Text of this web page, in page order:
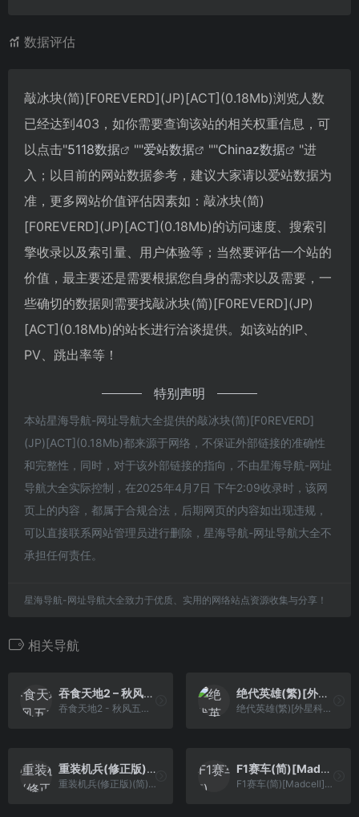
数据评估
敲冰块(简)[F0REVERD](JP)[ACT](0.18Mb)浏览人数
已经达到403，如你需要查询该站的相关权重信息，可
以点击"5118数据 ""爱站数据 ""Chinaz数据
"进
入；以目前的网站数据参考，建议大家请以爱站数据为
准，更多网站价值评估因素如：敲冰块(简)
[F0REVERD](JP)[ACT](0.18Mb)的访问速度、搜索引
擎收录以及索引量、用户体验等；当然要评估一个站的
价值，最主要还是需要根据您自身的需求以及需要，一
些确切的数据则需要找敲冰块(简)[F0REVERD](JP)
[ACT](0.18Mb)的站长进行洽谈提供。如该站的IP、
PV、跳出率等！
特别声明
本站星海导航-网址导航大全提供的敲冰块(简)[F0REVERD]
(JP)[ACT](0.18Mb)都来源于网络，不保证外部链接的准确性
和完整性，同时，对于该外部链接的指向，不由星海导航-网址
导航大全实际控制，在2025年4月7日 下午2:09收录时，该网
页上的内容，都属于合规合法，后期网页的内容如出现违规，
可以直接联系网站管理员进行删除，星海导航-网址导航大全不
承担任何责任。
星海导航-网址导航大全致力于优质、实用的网络站点资源收集与分享！
相关导航
吞食天地2 – 秋风五丈原(吞2音乐)(v20170225)[NT汉化组](JP)[RPG](5Mb)
吞食天地2 - 秋风五丈原(吞2音乐)(v20170225)[NT汉化组](JP)[RPG](5Mb)
绝代英雄(繁)[外星科技](JP)[SLG](4Mb)
绝代英雄(繁)[外星科技](JP)[SLG](4Mb)
重装机兵(修正版)(简)[先锋卡通+leesoft](JP)[RPG](6Mb)
重装机兵(修正版)(简)[先锋卡通+leesoft](JP)[RPG](6Mb)
F1赛车(简)[Madcell](JP)[RAC](0.25Mb)
F1赛车(简)[Madcell](JP)[RAC](0.25Mb)